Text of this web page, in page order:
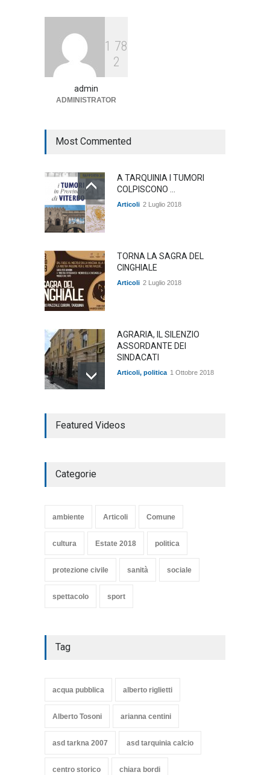
Agricoltura, dal Governo
arrivano i pagamenti PAC, la
1 78
2
admin
ADMINISTRATOR
Most Commented
A TARQUINIA I TUMORI
COLPISCONO ...
Articoli 2 Luglio 2018
TORNA LA SAGRA DEL
CINGHIALE
Articoli 2 Luglio 2018
AGRARIA, IL SILENZIO
ASSORDANTE DEI
SINDACATI
Articoli, politica 1 Ottobre 2018
COMMEDIA"
TARQUINIA
Featured Videos
Categorie
ambiente Articoli Comune
cultura Estate 2018 politica
protezione civile sanità sociale
spettacolo sport
Tag
acqua pubblica alberto riglietti
Alberto Tosoni arianna centini
asd tarkna 2007 asd tarquinia calcio
centro storico chiara bordi